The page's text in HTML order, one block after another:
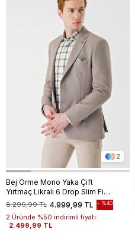
2
Bej Örme Mono Yaka Çift
Yırtmaç Likralı 6 Drop Slim Fit
Dar Kesim Klasik Ceket
1002240138
4.999,99 TL
8.299,99 TL %40
2.Üründe %50 indirimli fiyatı:
2.499,99 TL